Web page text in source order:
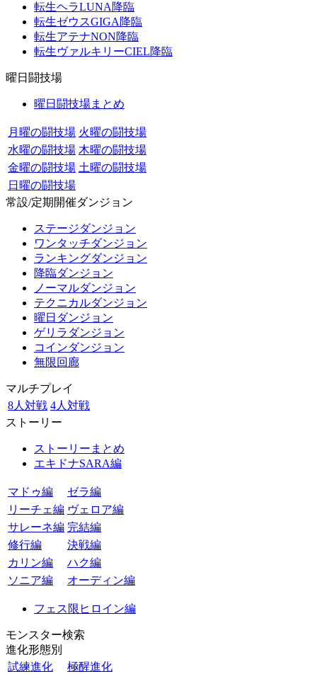
転生ヘラLUNA降臨
転生ゼウスGIGA降臨
転生アテナNON降臨
転生ヴァルキリーCIEL降臨
曜日闘技場
曜日闘技場まとめ
月曜の闘技場 火曜の闘技場
水曜の闘技場 木曜の闘技場
金曜の闘技場 土曜の闘技場
日曜の闘技場
常設/定期開催ダンジョン
ステージダンジョン
ワンタッチダンジョン
ランキングダンジョン
降臨ダンジョン
ノーマルダンジョン
テクニカルダンジョン
曜日ダンジョン
ゲリラダンジョン
コインダンジョン
無限回廊
マルチプレイ
8人対戦 4人対戦
ストーリー
ストーリーまとめ
エキドナSARA編
マドゥ編
ゼラ編
リーチェ編 ヴェロア編
サレーネ編 完結編
修行編
決戦編
カリン編
ハク編
ソニア編
オーディン編
フェス限ヒロイン編
モンスター検索
進化形態別
試練進化
極醒進化